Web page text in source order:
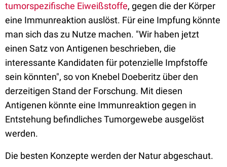
tumorspezifische Eiweißstoffe, gegen die der Körper
eine Immunreaktion auslöst. Für eine Impfung könnte
man sich das zu Nutze machen. "Wir haben jetzt
einen Satz von Antigenen beschrieben, die
interessante Kandidaten für potenzielle Impfstoffe
sein könnten", so von Knebel Doeberitz über den
derzeitigen Stand der Forschung. Mit diesen
Antigenen könnte eine Immunreaktion gegen in
Entstehung befindliches Tumorgewebe ausgelöst
werden.
Die besten Konzepte werden der Natur abgeschaut.